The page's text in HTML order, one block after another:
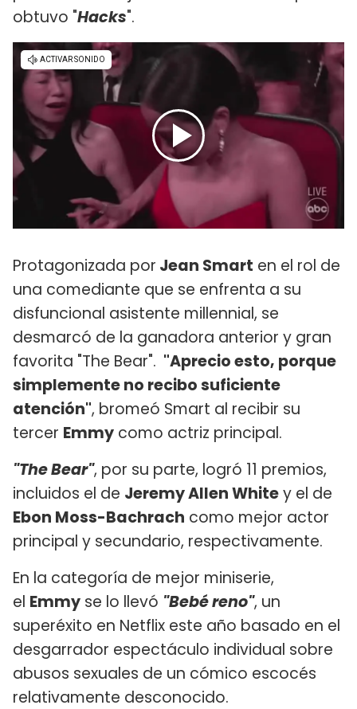
obtuvo "Hacks".
Protagonizada por Jean Smart en el rol de
una comediante que se enfrenta a su
disfuncional asistente millennial, se
desmarcó de la ganadora anterior y gran
favorita "The Bear". "Aprecio esto, porque
simplemente no recibo suficiente
atención", bromeó Smart al recibir su
tercer Emmy como actriz principal.
"The Bear", por su parte, logró 11 premios,
incluidos el de Jeremy Allen Whitey el de
Ebon Moss-Bachrach como mejor actor
principal y secundario, respectivamente.
En la categoría de mejor miniserie,
el Emmy se lo llevó "Bebé reno", un
superéxito en Netflix este año basado en el
desgarrador espectáculo individual sobre
abusos sexuales de un cómico escocés
relativamente desconocido.